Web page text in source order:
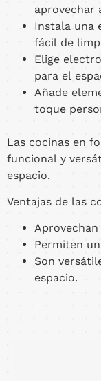
aprovechar
Instala una
fácil de
Elige
para el
Añade
toque
Las cocinas en
funcional y
espacio.
Ventajas de las
Permiten
Son
espacio.